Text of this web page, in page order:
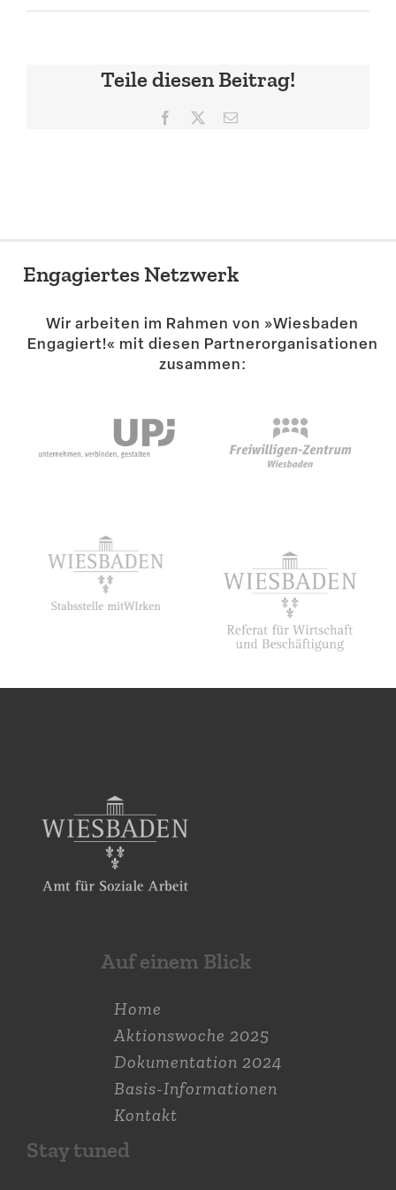
Teile diesen Beitrag!
Facebook E-
Engagiertes Netzwerk
Wir arbeiten im Rahmen von »Wiesbaden
Engagiert!« mit diesen Partner­or­ga­ni­sa­tionen
zusammen:
Auf einem Blick
Home
Aktions­woche 2025
Dokumen­tation 2024
Basis-Informationen
Kontakt
Stay tuned